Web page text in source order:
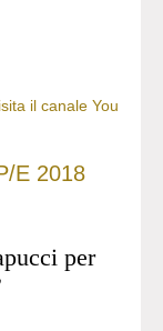
il canale You
E 2018
per